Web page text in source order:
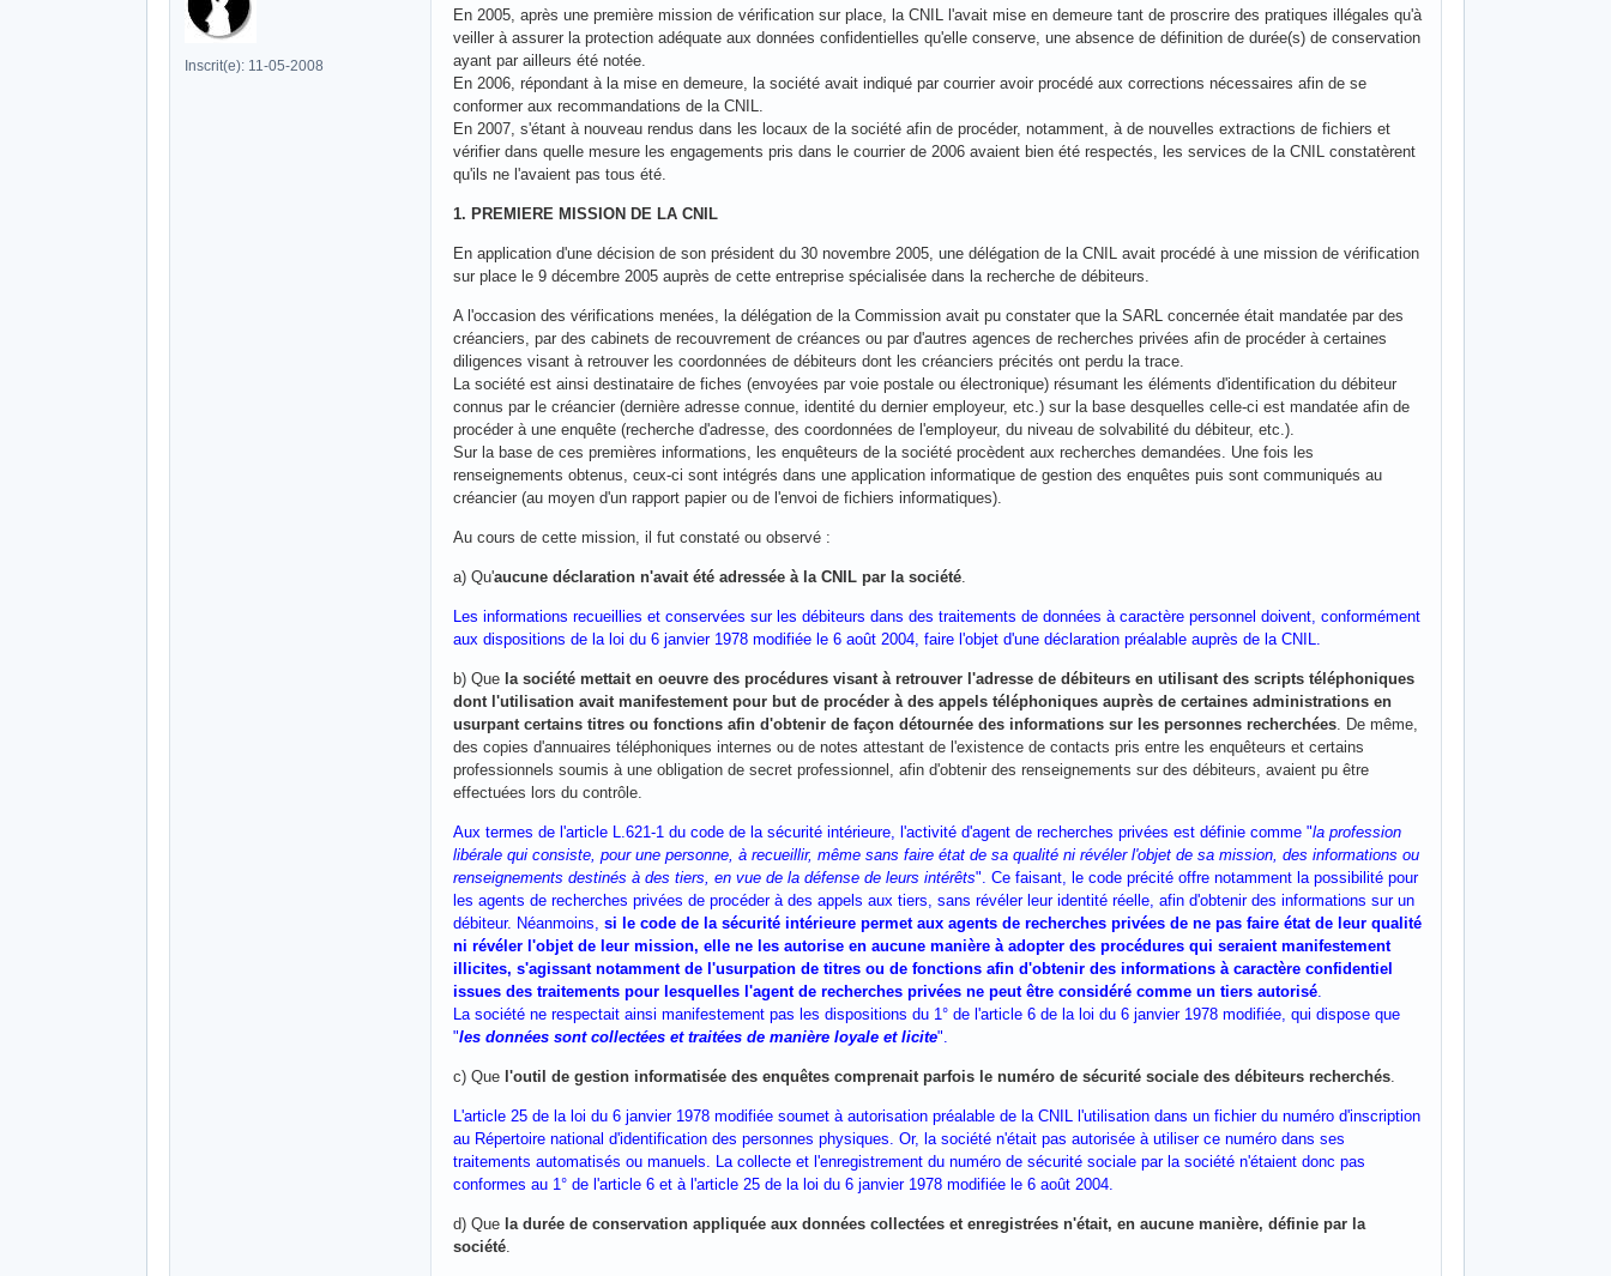
Inscrit(e): 11-05-2008
En 2005, après une première mission de vérification sur place, la CNIL l'avait mise en demeure tant de proscrire des pratiques illégales qu'à
veiller à assurer la protection adéquate aux données confidentielles qu'elle conserve, une absence de définition de durée(s) de conservation
ayant par ailleurs été notée.
En 2006, répondant à la mise en demeure, la société avait indiqué par courrier avoir procédé aux corrections nécessaires afin de se
conformer aux recommandations de la CNIL.
En 2007, s'étant à nouveau rendus dans les locaux de la société afin de procéder, notamment, à de nouvelles extractions de fichiers et
vérifier dans quelle mesure les engagements pris dans le courrier de 2006 avaient bien été respectés, les services de la CNIL constatèrent
qu'ils ne l'avaient pas tous été.
1. PREMIERE MISSION DE LA CNIL
En application d'une décision de son président du 30 novembre 2005, une délégation de la CNIL avait procédé à une mission de vérification
sur place le 9 décembre 2005 auprès de cette entreprise spécialisée dans la recherche de débiteurs.
A l'occasion des vérifications menées, la délégation de la Commission avait pu constater que la SARL concernée était mandatée par des
créanciers, par des cabinets de recouvrement de créances ou par d'autres agences de recherches privées afin de procéder à certaines
diligences visant à retrouver les coordonnées de débiteurs dont les créanciers précités ont perdu la trace.
La société est ainsi destinataire de fiches (envoyées par voie postale ou électronique) résumant les éléments d'identification du débiteur
connus par le créancier (dernière adresse connue, identité du dernier employeur, etc.) sur la base desquelles celle-ci est mandatée afin de
procéder à une enquête (recherche d'adresse, des coordonnées de l'employeur, du niveau de solvabilité du débiteur, etc.).
Sur la base de ces premières informations, les enquêteurs de la société procèdent aux recherches demandées. Une fois les
renseignements obtenus, ceux-ci sont intégrés dans une application informatique de gestion des enquêtes puis sont communiqués au
créancier (au moyen d'un rapport papier ou de l'envoi de fichiers informatiques).
Au cours de cette mission, il fut constaté ou observé :
a) Qu'aucune déclaration n'avait été adressée à la CNIL par la société.
Les informations recueillies et conservées sur les débiteurs dans des traitements de données à caractère personnel doivent, conformément
aux dispositions de la loi du 6 janvier 1978 modifiée le 6 août 2004, faire l'objet d'une déclaration préalable auprès de la CNIL.
b) Que la société mettait en oeuvre des procédures visant à retrouver l'adresse de débiteurs en utilisant des scripts téléphoniques
dont l'utilisation avait manifestement pour but de procéder à des appels téléphoniques auprès de certaines administrations en
usurpant certains titres ou fonctions afin d'obtenir de façon détournée des informations sur les personnes recherchées. De même,
des copies d'annuaires téléphoniques internes ou de notes attestant de l'existence de contacts pris entre les enquêteurs et certains
professionnels soumis à une obligation de secret professionnel, afin d'obtenir des renseignements sur des débiteurs, avaient pu être
effectuées lors du contrôle.
Aux termes de l'article L.621-1 du code de la sécurité intérieure, l'activité d'agent de recherches privées est définie comme "la profession
libérale qui consiste, pour une personne, à recueillir, même sans faire état de sa qualité ni révéler l'objet de sa mission, des informations ou
renseignements destinés à des tiers, en vue de la défense de leurs intérêts". Ce faisant, le code précité offre notamment la possibilité pour
les agents de recherches privées de procéder à des appels aux tiers, sans révéler leur identité réelle, afin d'obtenir des informations sur un
débiteur. Néanmoins, si le code de la sécurité intérieure permet aux agents de recherches privées de ne pas faire état de leur qualité
ni révéler l'objet de leur mission, elle ne les autorise en aucune manière à adopter des procédures qui seraient manifestement
illicites, s'agissant notamment de l'usurpation de titres ou de fonctions afin d'obtenir des informations à caractère confidentiel
issues des traitements pour lesquelles l'agent de recherches privées ne peut être considéré comme un tiers autorisé.
La société ne respectait ainsi manifestement pas les dispositions du 1° de l'article 6 de la loi du 6 janvier 1978 modifiée, qui dispose que
"les données sont collectées et traitées de manière loyale et licite".
c) Que l'outil de gestion informatisée des enquêtes comprenait parfois le numéro de sécurité sociale des débiteurs recherchés.
L'article 25 de la loi du 6 janvier 1978 modifiée soumet à autorisation préalable de la CNIL l'utilisation dans un fichier du numéro d'inscription
au Répertoire national d'identification des personnes physiques. Or, la société n'était pas autorisée à utiliser ce numéro dans ses
traitements automatisés ou manuels. La collecte et l'enregistrement du numéro de sécurité sociale par la société n'étaient donc pas
conformes au 1° de l'article 6 et à l'article 25 de la loi du 6 janvier 1978 modifiée le 6 août 2004.
d) Que la durée de conservation appliquée aux données collectées et enregistrées n'était, en aucune manière, définie par la
société.